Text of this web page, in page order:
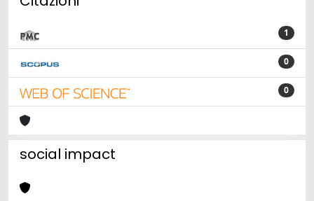
1
0
0
social impact